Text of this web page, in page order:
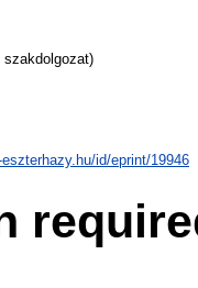
id/eprint/19946